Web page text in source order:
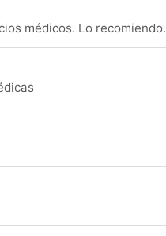
médicos. Lo recomiendo.